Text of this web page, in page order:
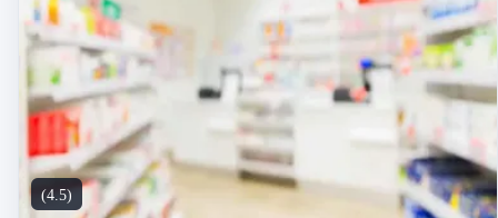
(4.5)